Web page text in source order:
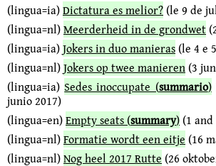
(lingua=ia)Dictatura es melior? (le 9 de
(lingua=nl)Meerderheid in de grondwet
(lingua=ia)Jokers in duo manieras (le 4 e
(lingua=nl)Jokers op twee manieren (3
(lingua=ia) Sedes inoccupate (summario)
junio 2017)
(lingua=en)Empty seats (summary) (1
(lingua=nl)Formatie wordt een eitje (16
(lingua=nl)Nog heel 2017 Rutte (26